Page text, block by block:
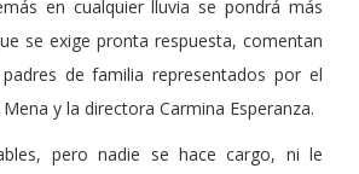
en cualquier lluvia se pondrá más
se exige pronta respuesta, comentan
de familia representados por el
y la directora Carmina Esperanza.
pero nadie se hace cargo, ni le